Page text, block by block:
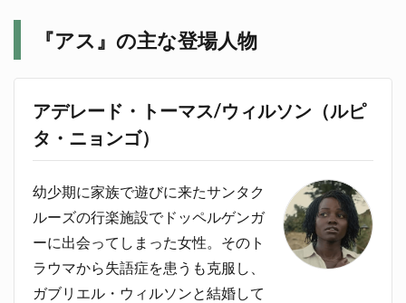
『アス』の主な登場人物
アデレード・トーマス/ウィルソン（ルピ
タ・ニョンゴ）
幼少期に家族で遊びに来たサンタク
ルーズの行楽施設でドッペルゲンガ
ーに出会ってしまった女性。そのト
ラウマから失語症を患うも克服し、
ガブリエル・ウィルソンと結婚して